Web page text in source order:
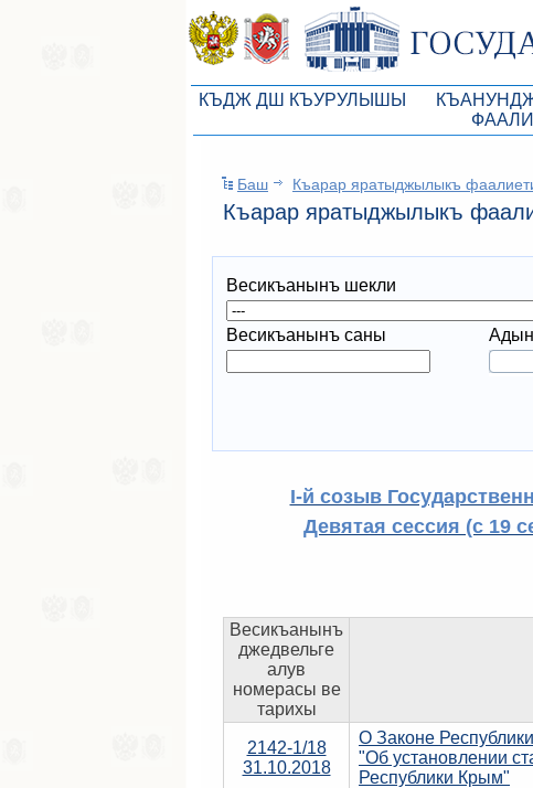
КЪДЖ ДШ КЪУРУЛЫШЫ
КъМДж ЮР Президиумы
Депутатлар корпусы
КъМДж ЮР депутатлар фракциялары
КъМДж ЮР аппараты
Бюджет
Законы
Независимая
Информация
Схема
Баш Къарар яратыджылыкъ
Къарар яратыджылыкъ
Весикъанынъ шекли
Весикъанынъ саны
I-й созыв
Девятая сессия (с 19
Весикъанынъ
джедвельге
алув
номерасы ве
тарихы
2142-1/18
31.10.2018
О Законе
"Об установлении
Республики Крым"